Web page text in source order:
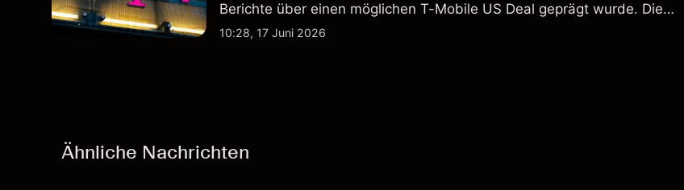
Berichte über einen möglichen T-Mobile US Deal geprägt wurde. Die
Wertentwicklung in der Vergangenheit ist kein verlässlicher Indikator für
10:28, 17 Juni 2026
Ähnliche Nachrichten